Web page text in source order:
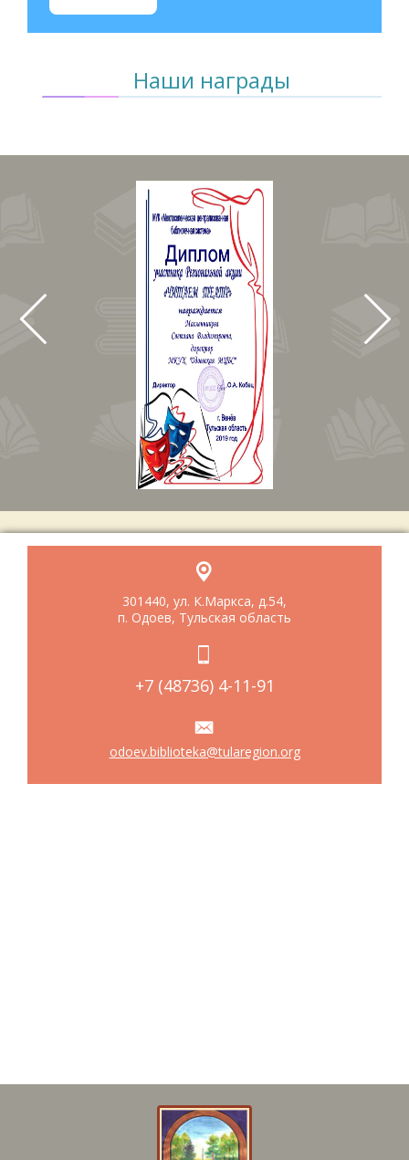
Наши награды
301440, ул. К.Маркса, д.54,
п. Одоев, Тульская область
+7 (48736) 4-11-91
odoev.biblioteka@tularegion.org